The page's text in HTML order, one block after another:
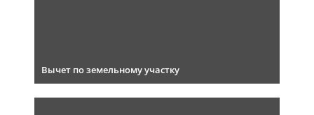
Вычет по земельному участку